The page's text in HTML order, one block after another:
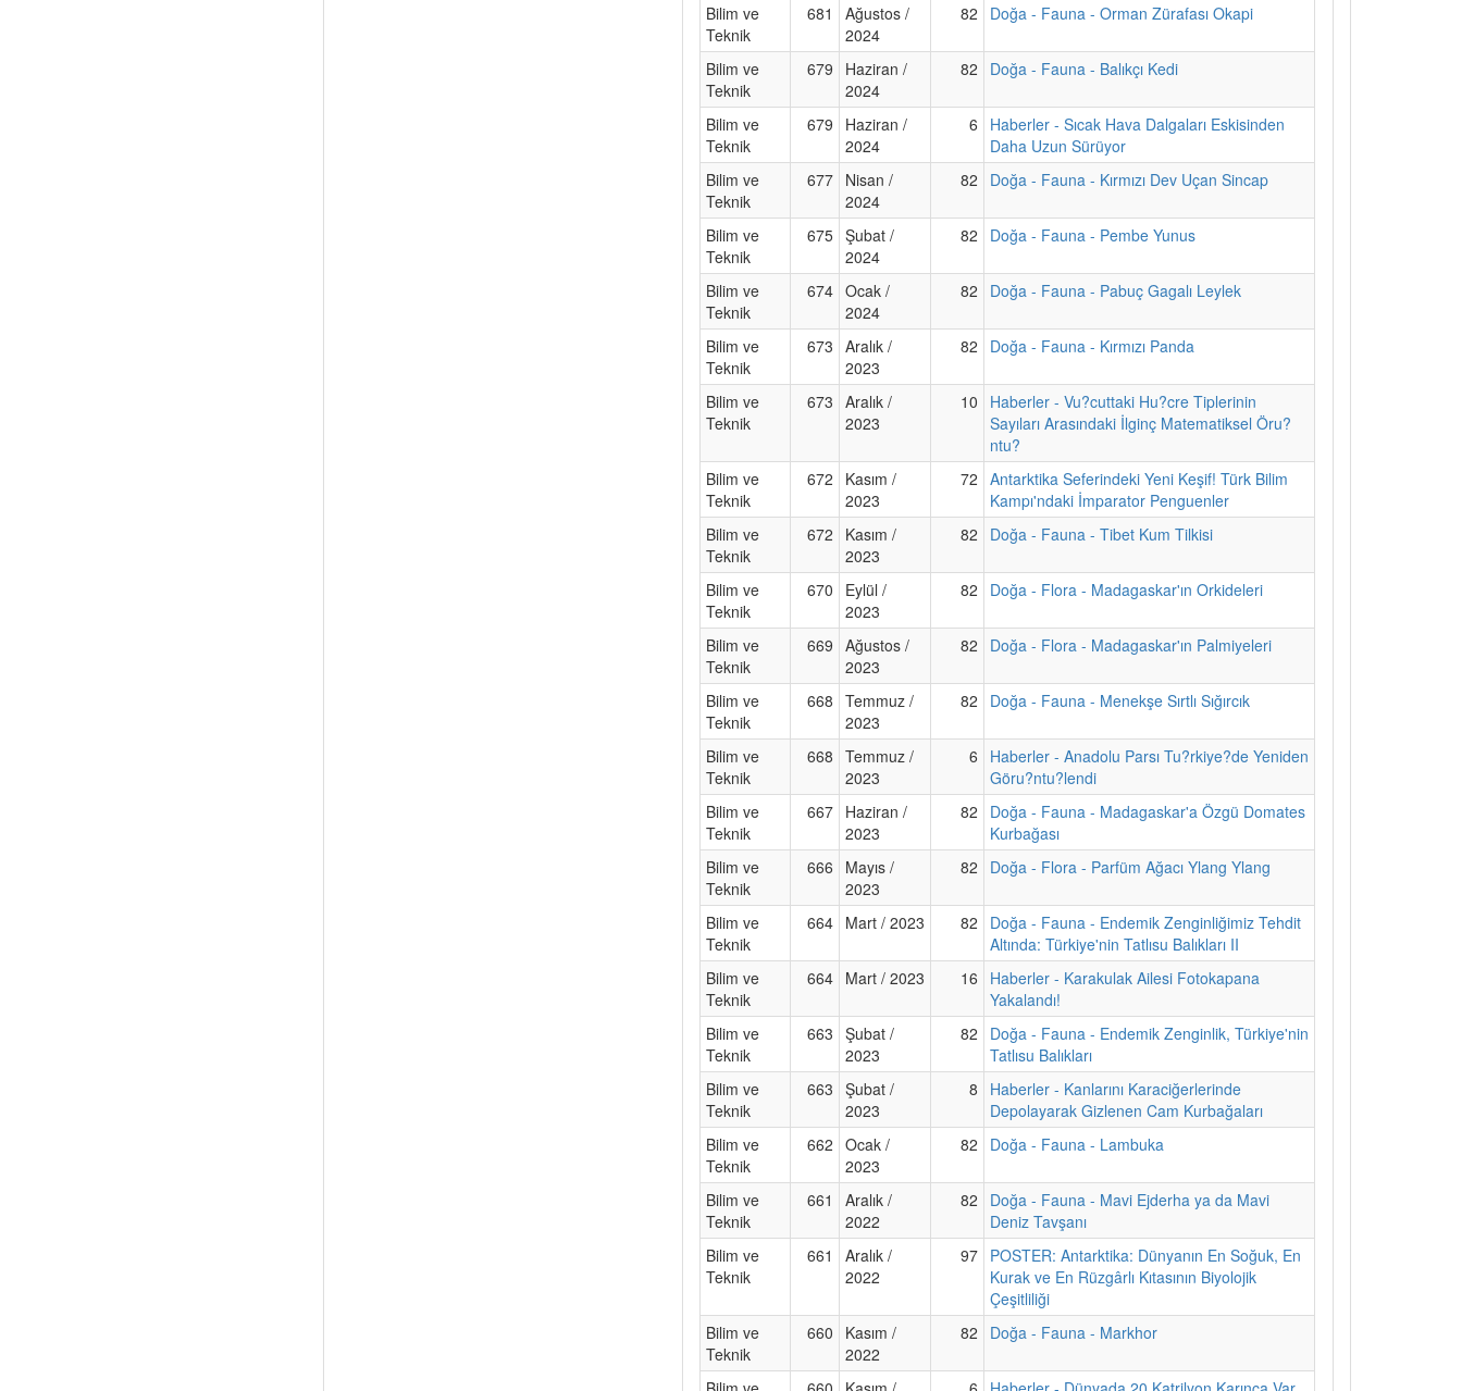
Bilim ve
Teknik
681
Ağustos /
2024
82 Doğa - Fauna - Orman Zürafası Okapi
Bilim ve
Teknik
679
Haziran /
2024
82 Doğa - Fauna - Balıkçı Kedi
Bilim ve
Teknik
679
Haziran /
2024
6
Haberler - Sıcak Hava Dalgaları Eskisinden
Daha Uzun Sürüyor
Bilim ve
Teknik
677 Nisan /
2024
82 Doğa - Fauna - Kırmızı Dev Uçan Sincap
Bilim ve
Teknik
675 Şubat /
2024
82 Doğa - Fauna - Pembe Yunus
Bilim ve
Teknik
674 Ocak /
2024
82 Doğa - Fauna - Pabuç Gagalı Leylek
Bilim ve
Teknik
673
Aralık /
2023
82 Doğa - Fauna - Kırmızı Panda
Bilim ve
Teknik
673
Aralık /
2023
10
Haberler - Vu?cuttaki Hu?cre Tiplerinin
Sayıları Arasındaki İlginç Matematiksel Öru?
ntu?
Bilim ve
Teknik
672
Kasım /
2023
72
Antarktika Seferindeki Yeni Keşif! Türk Bilim
Kampı'ndaki İmparator Penguenler
Bilim ve
Teknik
672
Kasım /
2023
82 Doğa - Fauna - Tibet Kum Tilkisi
Bilim ve
Teknik
670
Eylül /
2023
82 Doğa - Flora - Madagaskar'ın Orkideleri
Bilim ve
Teknik
669
Ağustos /
2023
82 Doğa - Flora - Madagaskar'ın Palmiyeleri
Bilim ve
Teknik
668
Temmuz /
2023
82 Doğa - Fauna - Menekşe Sırtlı Sığırcık
Bilim ve
Teknik
668
Temmuz /
2023
6
Haberler - Anadolu Parsı Tu?rkiye?de Yeniden
Göru?ntu?lendi
Bilim ve
Teknik
667 Haziran /
2023
82
Doğa - Fauna - Madagaskar'a Özgü Domates
Kurbağası
Bilim ve
Teknik
666
Mayıs /
2023
82 Doğa - Flora - Parfüm Ağacı Ylang Ylang
Bilim ve
Teknik
664 Mart / 2023 82
Doğa - Fauna - Endemik Zenginliğimiz Tehdit
Altında: Türkiye'nin Tatlısu Balıkları II
Bilim ve
Teknik
664 Mart / 2023 16
Haberler - Karakulak Ailesi Fotokapana
Yakalandı!
Bilim ve
Teknik
663
Şubat /
2023
82
Doğa - Fauna - Endemik Zenginlik, Türkiye'nin
Tatlısu Balıkları
Bilim ve
Teknik
663
Şubat /
2023
8
Haberler - Kanlarını Karaciğerlerinde
Depolayarak Gizlenen Cam Kurbağaları
Bilim ve
Teknik
662
Ocak /
2023
82 Doğa - Fauna - Lambuka
Bilim ve
Teknik
661
Aralık /
2022
82
Doğa - Fauna - Mavi Ejderha ya da Mavi
Deniz Tavşanı
Bilim ve
Teknik
661
Aralık /
2022
97 POSTER: Antarktika: Dünyanın En Soğuk, En
Kurak ve En Rüzgârlı Kıtasının Biyolojik
Çeşitliliği
Bilim ve
Teknik
660
Kasım /
2022
82 Doğa - Fauna - Markhor